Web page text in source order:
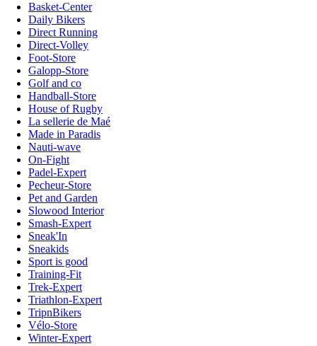
Basket-Center
Daily Bikers
Direct Running
Direct-Volley
Foot-Store
Galopp-Store
Golf and co
Handball-Store
House of Rugby
La sellerie de Maé
Made in Paradis
Nauti-wave
On-Fight
Padel-Expert
Pecheur-Store
Pet and Garden
Slowood Interior
Smash-Expert
Sneak'In
Sneakids
Sport is good
Training-Fit
Trek-Expert
Triathlon-Expert
TripnBikers
Vélo-Store
Winter-Expert